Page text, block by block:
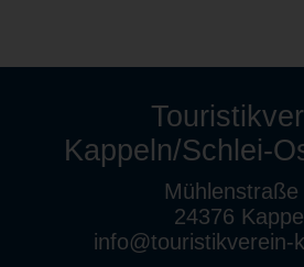
Kappeln/Schlei-
Mühlenstraße
24376
info@touristikverein-